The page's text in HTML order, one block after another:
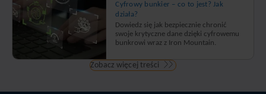
Cyfrowy bunkier – co to jest? Jak
działa?
Dowiedz się jak bezpiecznie chronić
swoje krytyczne dane dzięki cyfrowemu
bunkrowi wraz z Iron Mountain.
Zobacz więcej treści